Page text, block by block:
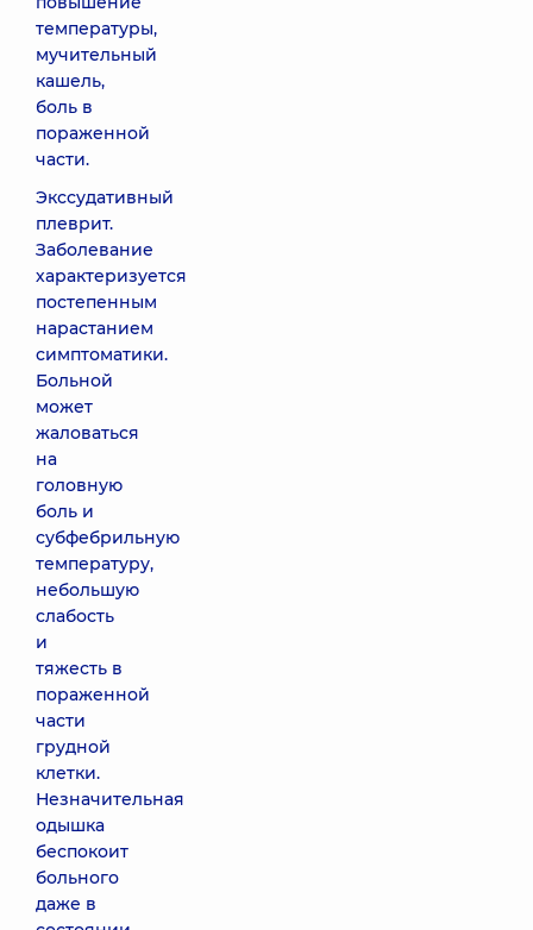
температуры,
мучительный
кашель,
боль в
пораженной
части.
Экссудативный
плеврит.
Заболевание
характеризуется
постепенным
нарастанием
симптоматики.
Больной
может
жаловаться
на
головную
боль и
субфебрильную
температуру,
небольшую
слабость
и
тяжесть в
пораженной
части
грудной
клетки.
Незначительная
одышка
беспокоит
больного
даже в